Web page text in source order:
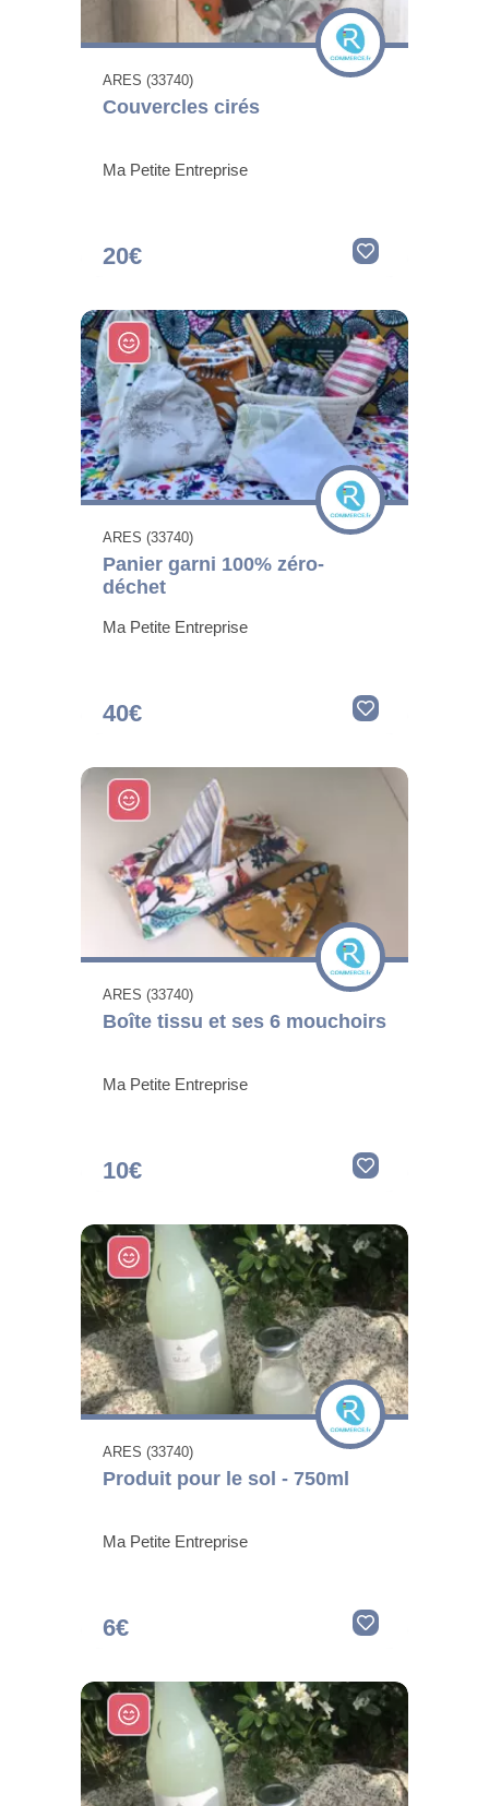
ARES (33740)
Couvercles cirés
Ma Petite Entreprise
20€
ARES (33740)
Panier garni 100% zéro-
déchet
Ma Petite Entreprise
40€
ARES (33740)
Boîte tissu et ses 6 mouchoirs
Ma Petite Entreprise
10€
ARES (33740)
Produit pour le sol - 750ml
Ma Petite Entreprise
6€